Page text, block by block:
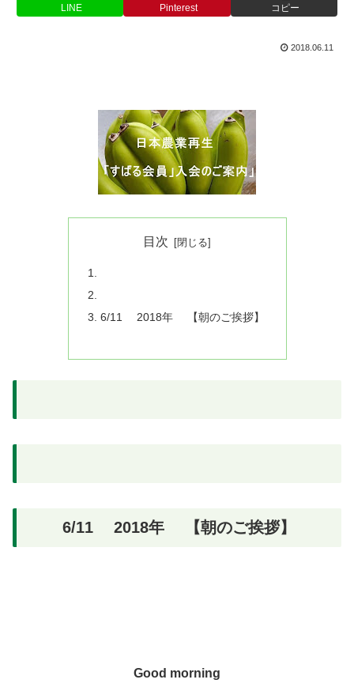
LINE Pinterest コピー
2018.06.11
目次
6/11 2018年 【朝のご挨拶】
6/11 2018年 【朝のご挨拶】
Good morning